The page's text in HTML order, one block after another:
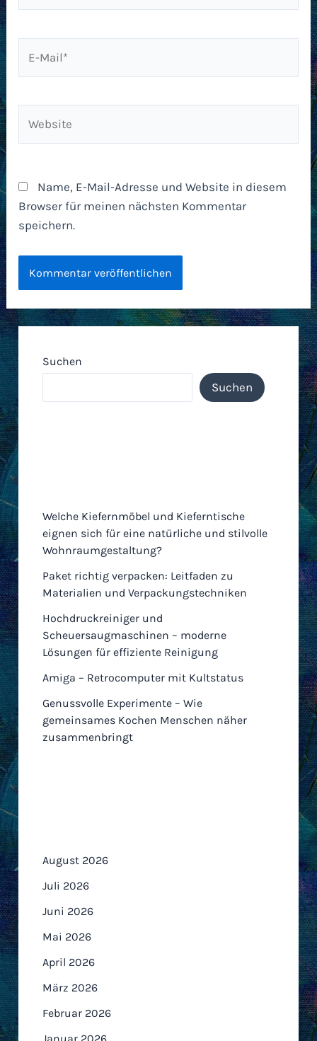
Mail*
Name, E-Mail-Adresse und Website in diesem
Browser für meinen nächsten Kommentar
speichern.
Suchen
Suchen
Welche Kiefernmöbel und Kieferntische
eignen sich für eine natürliche und stilvolle
Wohnraumgestaltung?
Paket richtig verpacken: Leitfaden zu
Materialien und Verpackungstechniken
Hochdruckreiniger und
Scheuersaugmaschinen – moderne
Lösungen für effiziente Reinigung
Amiga – Retrocomputer mit Kultstatus
Genussvolle Experimente – Wie
gemeinsames Kochen Menschen näher
zusammenbringt
August 2026
Juli 2026
Juni 2026
Mai 2026
April 2026
März 2026
Februar 2026
Januar 2026